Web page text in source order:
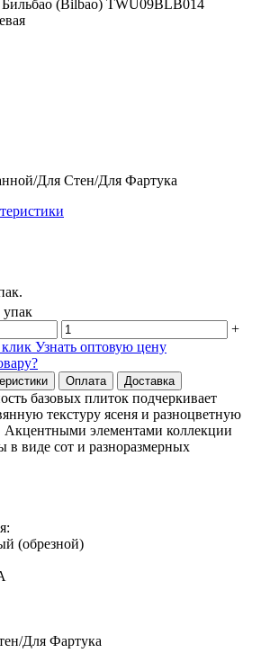
Для Стен/Для Фартука
+
Узнать оптовую цену
Оплата Доставка
базовых плиток подчеркивает
текстуру ясеня и разноцветную
Акцентными элементами коллекции
в виде сот и разноразмерных
(обрезной)
Для Фартука